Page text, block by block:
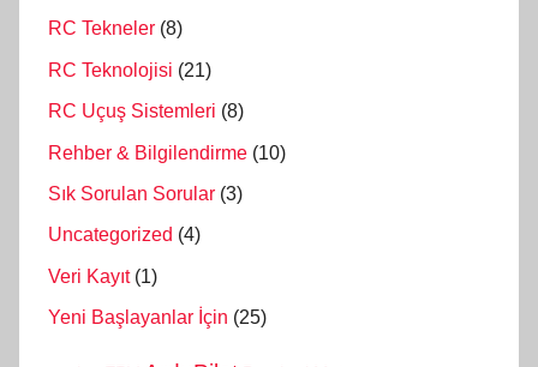
RC Tekneler (8)
RC Teknolojisi (21)
RC Uçuş Sistemleri (8)
Rehber & Bilgilendirme (10)
Sık Sorulan Sorular (3)
Uncategorized (4)
Veri Kayıt(1)
Yeni Başlayanlar İçin (25)